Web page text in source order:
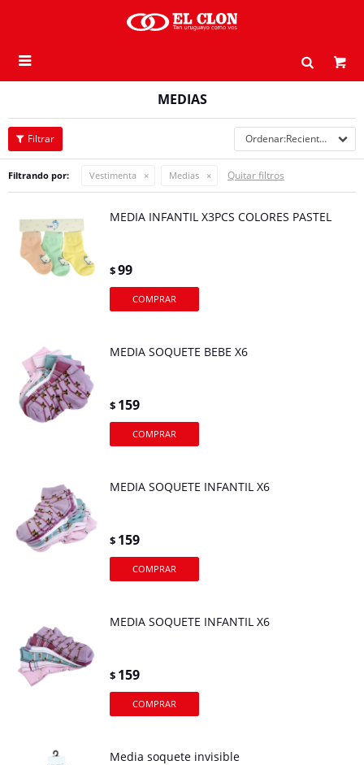

MEDIAS
Recientes
Filtrando por: Vestimenta Medias Quitar filtros
MEDIA INFANTIL X3PCS COLORES PASTEL
$99
MEDIA SOQUETE BEBE X6
$ 159
MEDIA SOQUETE INFANTIL X6
$ 159
MEDIA SOQUETE INFANTIL X6
$ 159
Media soquete invisible